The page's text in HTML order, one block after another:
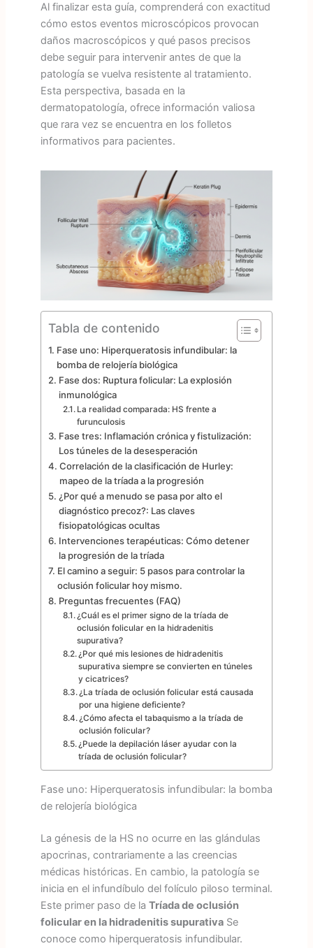
Al finalizar esta guía, comprenderá con exactitud
cómo estos eventos microscópicos provocan
daños macroscópicos y qué pasos precisos
debe seguir para intervenir antes de que la
patología se vuelva resistente al tratamiento.
Esta perspectiva, basada en la
dermatopatología, ofrece información valiosa
que rara vez se encuentra en los folletos
informativos para pacientes.
Tabla de contenido
Fase uno: Hiperqueratosis infundibular: la
bomba de relojería biológica
Fase dos: Ruptura folicular: La explosión
inmunológica
La realidad comparada: HS frente a
furunculosis
Fase tres: Inflamación crónica y fistulización:
Los túneles de la desesperación
Correlación de la clasificación de Hurley:
mapeo de la tríada a la progresión
¿Por qué a menudo se pasa por alto el
diagnóstico precoz?: Las claves
fisiopatológicas ocultas
Intervenciones terapéuticas: Cómo detener
la progresión de la tríada
El camino a seguir: 5 pasos para controlar la
oclusión folicular hoy mismo.
Preguntas frecuentes (FAQ)
¿Cuál es el primer signo de la tríada de
oclusión folicular en la hidradenitis
supurativa?
¿Por qué mis lesiones de hidradenitis
supurativa siempre se convierten en túneles
y cicatrices?
¿La tríada de oclusión folicular está causada
por una higiene deficiente?
¿Cómo afecta el tabaquismo a la tríada de
oclusión folicular?
¿Puede la depilación láser ayudar con la
tríada de oclusión folicular?
Fase uno: Hiperqueratosis infundibular: la bomba
de relojería biológica
La génesis de la HS no ocurre en las glándulas
apocrinas, contrariamente a las creencias
médicas históricas. En cambio, la patología se
inicia en el infundíbulo del folículo piloso terminal.
Este primer paso de la Tríada de oclusión
folicular en la hidradenitis supurativaSe
conoce como hiperqueratosis infundibular.